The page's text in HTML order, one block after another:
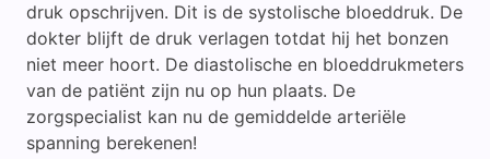
druk opschrijven. Dit is de systolische bloeddruk. De
dokter blijft de druk verlagen totdat hij het bonzen
niet meer hoort. De diastolische en bloeddrukmeters
van de patiënt zijn nu op hun plaats. De
zorgspecialist kan nu de gemiddelde arteriële
spanning berekenen!